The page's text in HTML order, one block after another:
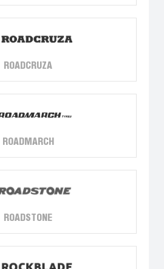
ROADCRUZA
ROADMARCH
ROADSTONE